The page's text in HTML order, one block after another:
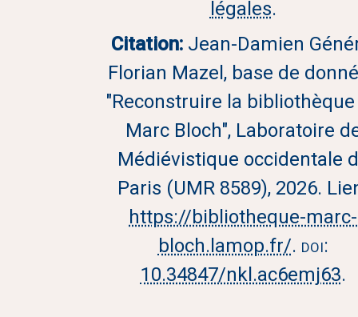
légales.
Citation: Jean-Damien
Florian Mazel, base de
"Reconstruire la
Marc Bloch", Laboratoire
Médiévistique occidentale
Paris (UMR 8589), 2026.
https://bibliotheque-marc-
bloch.lamop.fr/. doi:
10.34847/nkl.ac6emj63.